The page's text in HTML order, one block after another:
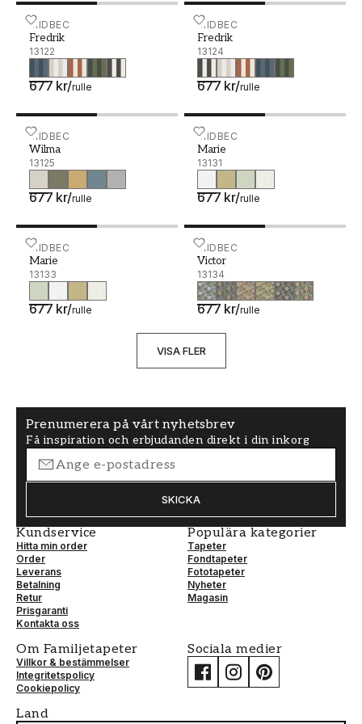
MIDBEC
Fredrik
13122
677 kr/rulle
Fredrik - 13122 MIDBEC
Fredrik
13124
677 kr/rulle
Fredrik - 13124
MIDBEC
Wilma
13125
677 kr/rulle
Wilma - 13125 MIDBEC
Marie
13131
677 kr/rulle
Marie - 13131
MIDBEC
Marie
13133
677 kr/rulle
Marie - 13133 MIDBEC
Victor
13134
677 kr/rulle
Victor - 13134
VISA FLER
Prenumerera på vårt nyhetsbrev
Få inspiration och erbjudanden direkt i din inkorg
SKICKA
Kundservice
Hitta min order
Order
Leverans
Betalning
Retur
Prisgaranti
Kontakta oss
Populära kategorier
Tapeter
Fondtapeter
Fototapeter
Nyheter
Magasin
Om Familjetapeter
Villkor & bestämmelser
Integritetspolicy
Cookiepolicy
Sociala medier
Land